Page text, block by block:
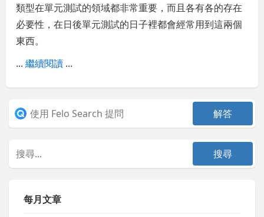
類型在單元測試的領域都非常重要，而且各有各的存在
必要性，在日後單元測試的日子裡都會經常用到這兩個
東西。
...繼續閱讀 ...
每月文章